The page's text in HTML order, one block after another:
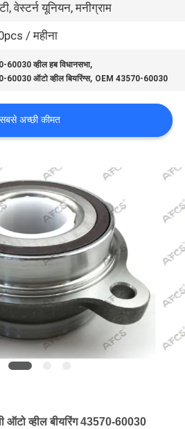
वेस्टर्न यूनियन, मनीग्राम
/ महीना
60030 व्हील हब विधानसभा,
60030 ऑटो व्हील बियरिंग्स, OEM 43570-60030
सबसे अच्छी कीमत
ऑटो व्हील बीयरिंग 43570-60030